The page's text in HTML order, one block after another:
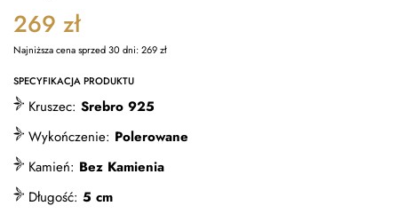
269 zł
Najniższa cena sprzed 30 dni:269zł
SPECYFIKACJA PRODUKTU
Kruszec: Srebro 925
Wykończenie: Polerowane
Kamień: Bez Kamienia
Długość: 5 cm